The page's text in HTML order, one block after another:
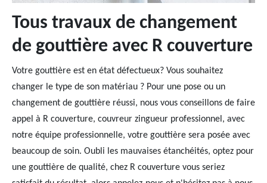
Tous travaux de changement
de gouttière avec R couverture
Votre gouttière est en état défectueux? Vous souhaitez
changer le type de son matériau ? Pour une pose ou un
changement de gouttière réussi, nous vous conseillons de faire
appel à R couverture, couvreur zingueur professionnel, avec
notre équipe professionnelle, votre gouttière sera posée avec
beaucoup de soin. Oubli les mauvaises étanchéités, optez pour
une gouttière de qualité, chez R couverture vous seriez